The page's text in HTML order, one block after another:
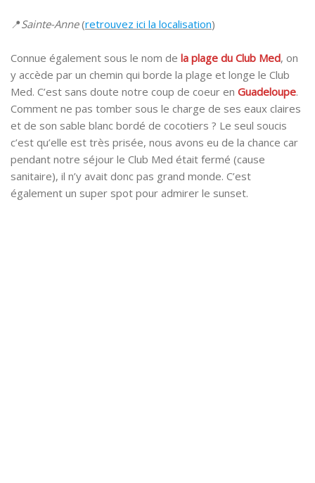
📍Sainte-Anne(retrouvez ici la localisation)
Connue également sous le nom de la plage du Club Med, on
y accède par un chemin qui borde la plage et longe le Club
Med. C’est sans doute notre coup de coeur en Guadeloupe.
Comment ne pas tomber sous le charge de ses eaux claires
et de son sable blanc bordé de cocotiers ? Le seul soucis
c’est qu’elle est très prisée, nous avons eu de la chance car
pendant notre séjour le Club Med était fermé (cause
sanitaire), il n’y avait donc pas grand monde. C’est
également un super spot pour admirer le sunset.